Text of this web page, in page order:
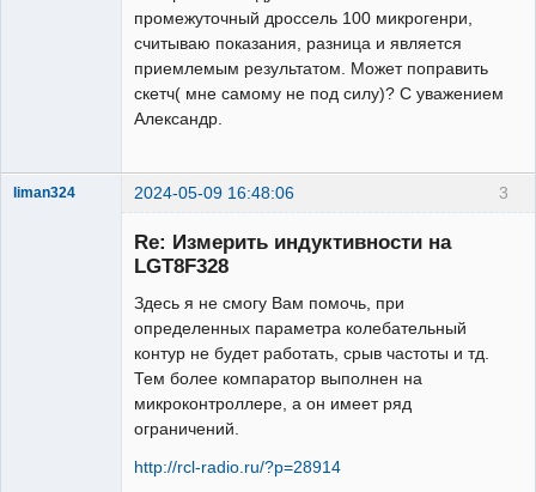
  ADCSRB = 0b01000000;// ADMUX
  /*
  CME01[7] CME00[6] Источник входного
сигнала AC0
  0        1        ADMUX
  1        0        DFFO
  */
  ADMUX = 0b00000000; // CHMUX[3:0] =
0000 Источник входного сигнала PC0
(A0)
  // ВЫБОР НЕИНВЕРСНОГО ВХОДА
промежуточный дроссель 100 микрогенри,
считываю показания, разница и является
приемлемым результатом. Может поправить
скетч( мне самому не под силу)? С уважением
Александр.
3
liman324 2024-05-09 16:48:06
Re: Измерить индуктивности на
LGT8F328
Здесь я не смогу Вам помочь, при
определенных параметра колебательный
контур не будет работать, срыв частоты и тд.
Тем более компаратор выполнен на
микроконтроллере, а он имеет ряд
ограничений.
http://rcl-radio.ru/?p=28914